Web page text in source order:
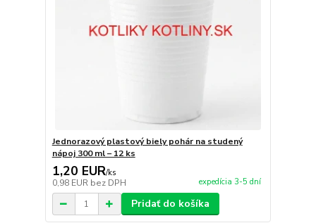
Jednorazový plastový biely pohár na studený
nápoj 300 ml – 12 ks
1,20 EUR/ks
0,98 EUR bez DPH expedícia 3-5 dní
Pridať do košíka